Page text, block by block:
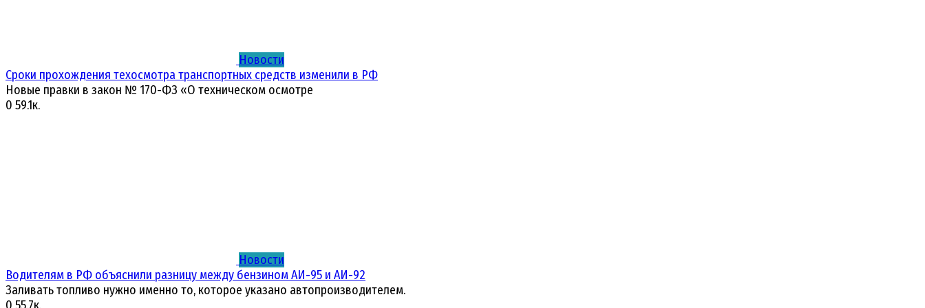
Новости
Сроки прохождения техосмотра транспортных средств изменили в РФ
Новые правки в закон № 170-ФЗ «О техническом осмотре
0 59.1к.
Новости
Водителям в РФ объяснили разницу между бензином АИ-95 и АИ-92
Заливать топливо нужно именно то, которое указано автопроизводителем.